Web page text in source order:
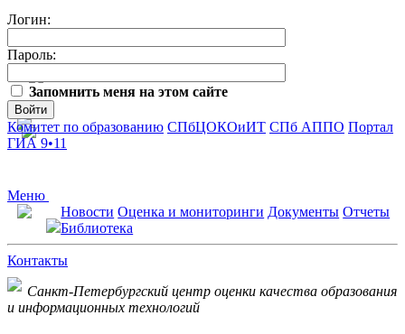
Логин:
Пароль:
Запомнить меня на этом сайте
Войти
Комитет по образованию СПбЦОКОиИТ СПб АППО Портал
ГИА 9•11
Меню
Новости Оценка и мониторинги Документы Отчеты
Библиотека
Контакты
Санкт-Петербургский центр оценки качества образования
и информационных технологий